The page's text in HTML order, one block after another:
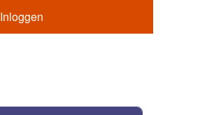
Inloggen